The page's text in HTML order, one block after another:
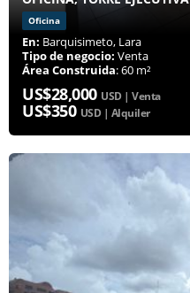
Oficina
En: Barquisimeto, Lara
Tipo de negocio: Venta
Área Construida: 60 m²
US$28,000 USD | Venta
US$350 USD | Alquiler